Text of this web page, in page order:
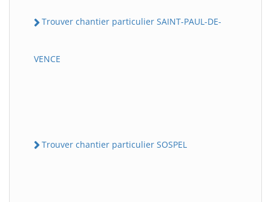
Trouver chantier particulier SAINT-PAUL-DE-
VENCE
Trouver chantier particulier SOSPEL